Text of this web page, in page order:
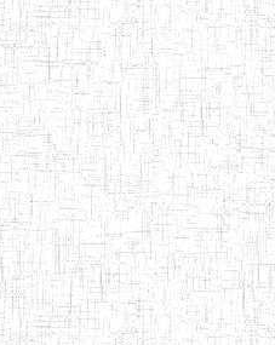
10/07/2008 ENIEG Privé
12/07/2019 ENIEG Privé